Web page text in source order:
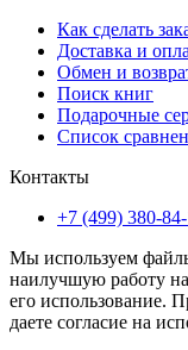
Как сделать
Доставка и
Обмен и
Поиск книг
Подарочные
Список
Контакты
+7 (499) 380-84-
Мы используем
наилучшую работу
его использование.
даете согласие на